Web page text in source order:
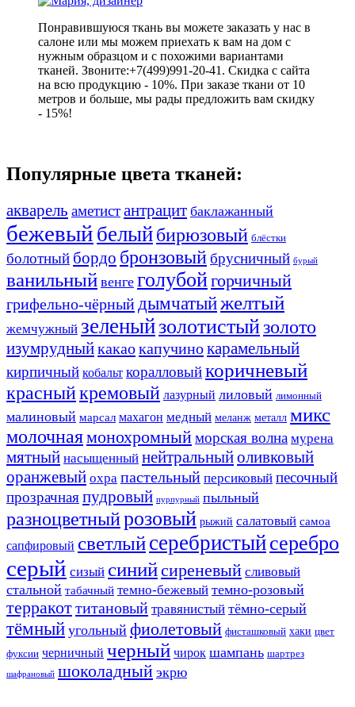
Понравившуюся ткань вы можете заказать у нас в
салоне или мы можем приехать к вам на дом с
нужным образцом и с похожими вариантами
тканей. Звоните:+7(499)991-20-41. Скидка с сайта
на всю продукцию - 10%. При заказе ткани от 10
метров и больше, мы рады предложить вам скидку
- 15%!
Популярные цвета тканей:
акварель аметистантрацит баклажанный
бежевый белыйбирюзовый блёстки
болотный бордо бронзовыйбрусничный бурый
ванильный венге голубойгорчичный
грифельно-чёрный дымчатыйжелтый
жемчужный зеленыйзолотистыйзолото
изумрудныйкакаокапучинокарамельный
кирпичный кобальт коралловыйкоричневый
красныйкремовый лазурный лиловый лимонный
малиновый марсал махагон медный меланж металл микс
молочнаямонохромныйморская волна мурена
мятный насыщенный нейтральныйоливковый
оранжевый охра пастельный персиковый песочный
прозрачнаяпудровый пурпурный пыльный
разноцветныйрозовый рыжий салатовый самоа
сапфировый светлыйсеребристыйсеребро
серый сизый синийсиреневый сливовый
стальной табачный темно-бежевый темно-розовый
терракоттитановый травянистый тёмно-серый
тёмный угольный фиолетовый фисташковый хаки цвет
фуксии черничный черный чирок шампань шартрез
шафрановый шоколадный экрю